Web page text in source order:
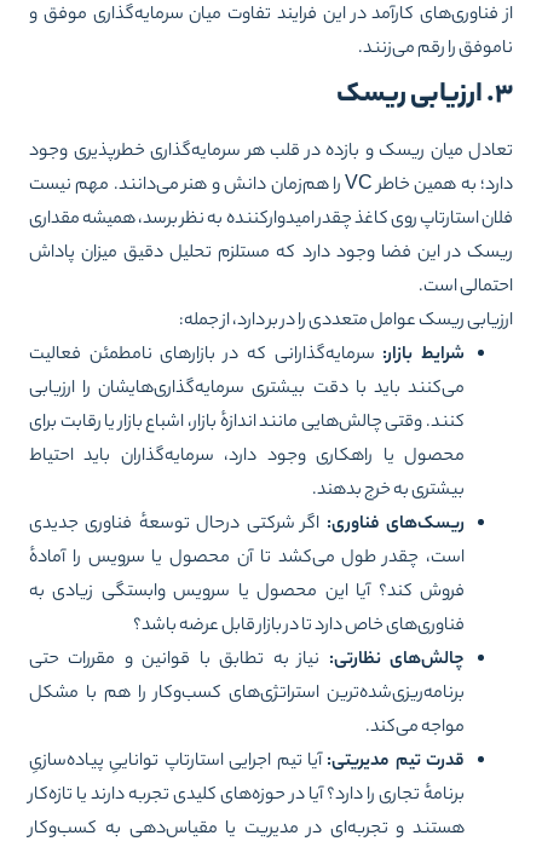
فناوری‌های کارآمد در این فرایند تفاوت میان سرمایه‌گذاری موفق و
را رقم می‌زنند.
میان ریسک و بازده در قلب هر سرمایه‌گذاری خطرپذیری وجود
دارد؛ به همین خاطر VC را هم‌زمان دانش و هنر می‌دانند. مهم نیست
استارتاپ روی کاغذ چقدر امیدوارکننده به نظر برسد، همیشه مقداری
در این فضا وجود دارد که مستلزم تحلیل دقیق میزان پاداش
است.
ریسک عوامل متعددی را در بر دارد، از جمله:
شرایط بازار:سرمایه‌گذارانی که در بازارهای نامطمئن فعالیت
می‌کنند باید با دقت بیشتری سرمایه‌گذاری‌هایشان را ارزیابی
کنند. وقتی چالش‌هایی مانند اندازهٔ بازار، اشباع بازار یا رقابت برای
محصول یا راهکاری وجود دارد، سرمایه‌گذاران باید احتیاط
بیشتری به خرج بدهند.
ریسک‌های فناوری:اگر شرکتی درحال توسعهٔ فناوری جدیدی
است، چقدر طول می‌کشد تا آن محصول یا سرویس را آمادهٔ
فروش کند؟ آیا این محصول یا سرویس وابستگی زیادی به
فناوری‌های خاص دارد تا در بازار قابل عرضه باشد؟
چالش‌های نظارتی:نیاز به تطابق با قوانین و مقررات حتی
برنامه‌ریزی‌شده‌ترین استراتژی‌های کسب‌وکار را هم با مشکل
مواجه می‌کند.
قدرت تیم مدیریتی:آیا تیم اجرایی استارتاپ تواناییِ پیاده‌سازیِ
برنامهٔ تجاری را دارد؟ آیا در حوزه‌های کلیدی تجربه دارند یا تازه‌کار
هستند و تجربه‌ای در مدیریت یا مقیاس‌دهی به کسب‌وکار